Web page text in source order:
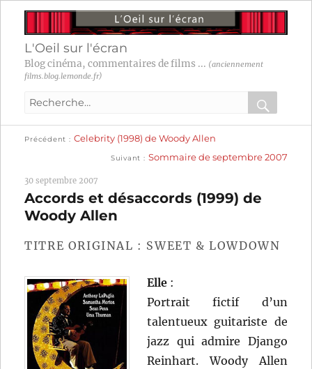
L'Oeil sur l'écran
Blog cinéma, commentaires de films ... (anciennement
films.blog.lemonde.fr)
Recherche
:
OK
Navigation
l’article
Précédent
précédente :
Celebrity (1998) de Woody Allen
Suivant
suivante :
Sommaire de septembre 2007
30 septembre 2007
Accords et désaccords (1999) de
Woody Allen
TITRE ORIGINAL : SWEET & LOWDOWN
Elle :
Portrait fictif d’un
talentueux guitariste de
jazz qui admire Django
Reinhart. Woody Allen